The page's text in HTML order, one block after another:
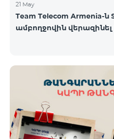
21 May
Team Telecom Armenia-ն
ամբողջովին վերազինել